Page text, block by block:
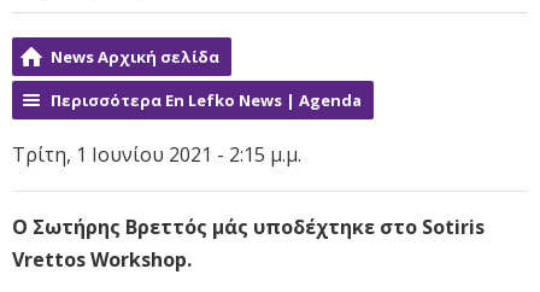
News Αρχική σελίδα
Περισσότερα En Lefko News | Agenda
Τρίτη, 1 Ιουνίου 2021 - 2:15 μ.μ.
Ο Σωτήρης Βρεττός μάς υποδέχτηκε στο Sotiris
Vrettos Workshop.